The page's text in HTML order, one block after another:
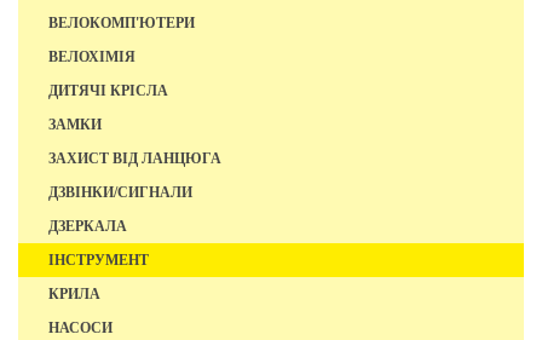
ВЕЛОКОМП'ЮТЕРИ
ВЕЛОХІМІЯ
ДИТЯЧІ КРІСЛА
ЗАМКИ
ЗАХИСТ ВІД ЛАНЦЮГА
ДЗВІНКИ/СИГНАЛИ
ДЗЕРКАЛА
ІНСТРУМЕНТ
КРИЛА
НАСОСИ